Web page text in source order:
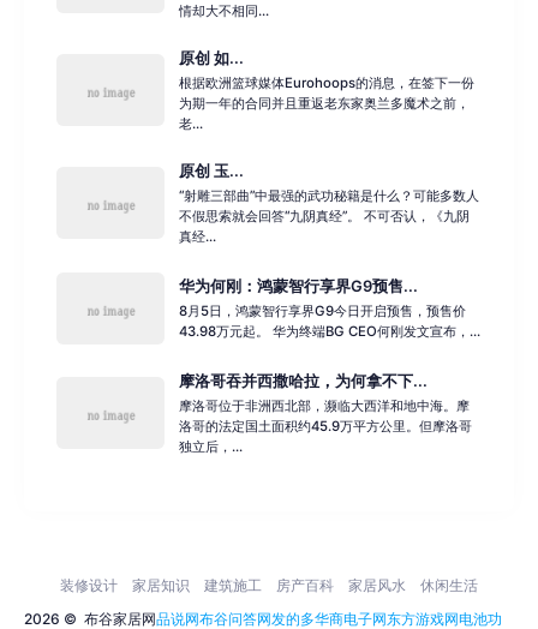
情却大不相同...
原创 如...
根据欧洲篮球媒体Eurohoops的消息，在签下一份
为期一年的合同并且重返老东家奥兰多魔术之前，
老...
原创 玉...
“射雕三部曲”中最强的武功秘籍是什么？可能多数人
不假思索就会回答“九阴真经”。 不可否认，《九阴
真经...
华为何刚：鸿蒙智行享界G9预售...
8月5日，鸿蒙智行享界G9今日开启预售，预售价
43.98万元起。 华为终端BG CEO何刚发文宣布，...
摩洛哥吞并西撒哈拉，为何拿不下...
摩洛哥位于非洲西北部，濒临大西洋和地中海。摩
洛哥的法定国土面积约45.9万平方公里。但摩洛哥
独立后，...
2026 © 布谷家居网品说网布谷问答网发的多华商电子网东方游戏网电池功
装修设计 家居知识 建筑施工 房产百科 家居风水 休闲生活